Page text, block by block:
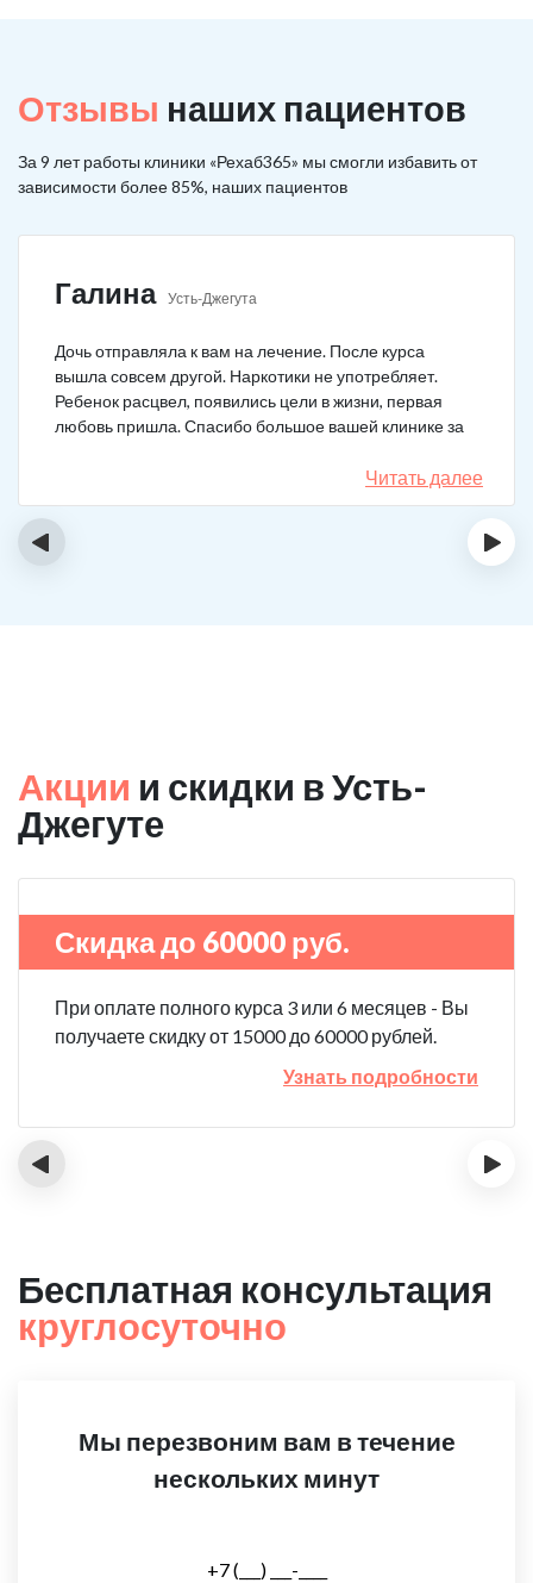
Отзывы наших пациентов
За 9 лет работы клиники «Рехаб365» мы смогли избавить от
зависимости более 85%, наших пациентов
Галина Усть-Джегута
Дочь отправляла к вам на лечение. После курса
вышла совсем другой. Наркотики не употребляет.
Ребенок расцвел, появились цели в жизни, первая
любовь пришла. Спасибо большое вашей клинике за
Читать далее
‹ ›
Акции и скидки в Усть-
Джегуте
Скидка до 60000 руб.
При оплате полного курса 3 или 6 месяцев - Вы
получаете скидку от 15000 до 60000 рублей.
Узнать подробности
‹ ›
Бесплатная консультация
круглосуточно
Мы перезвоним вам в течение
нескольких минут